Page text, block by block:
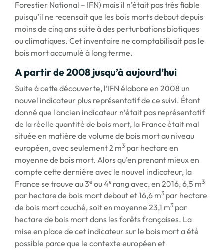
Forestier National – IFN) mais il n’était pas très fiable
puisqu’il ne recensait que les bois morts debout depuis
moins de cinq ans suite à des perturbations biotiques
ou climatiques. Cet inventaire ne comptabilisait pas le
bois mort accumulé à long terme.
A partir de 2008 jusqu’à aujourd’hui
Suite à cette découverte, l’IFN élabore en 2008 un
nouvel indicateur plus représentatif de ce suivi. Étant
donné que l’ancien indicateur n’était pas représentatif
de la réelle quantité de bois mort, la France était mal
située en matière de volume de bois mort au niveau
européen, avec seulement 2 m3 par hectare en
moyenne de bois mort. Alors qu’en prenant mieux en
compte cette dernière avec le nouvel indicateur, la
France se trouve au 3e ou 4e rang avec, en 2016, 6,5 m3
par hectare de bois mort debout et 16,6 m3 par hectare
de bois mort couché, soit en moyenne 23,1 m3 par
hectare de bois mort dans les forêts françaises. La
mise en place de cet indicateur sur le bois mort a été
possible parce que le contexte européen et